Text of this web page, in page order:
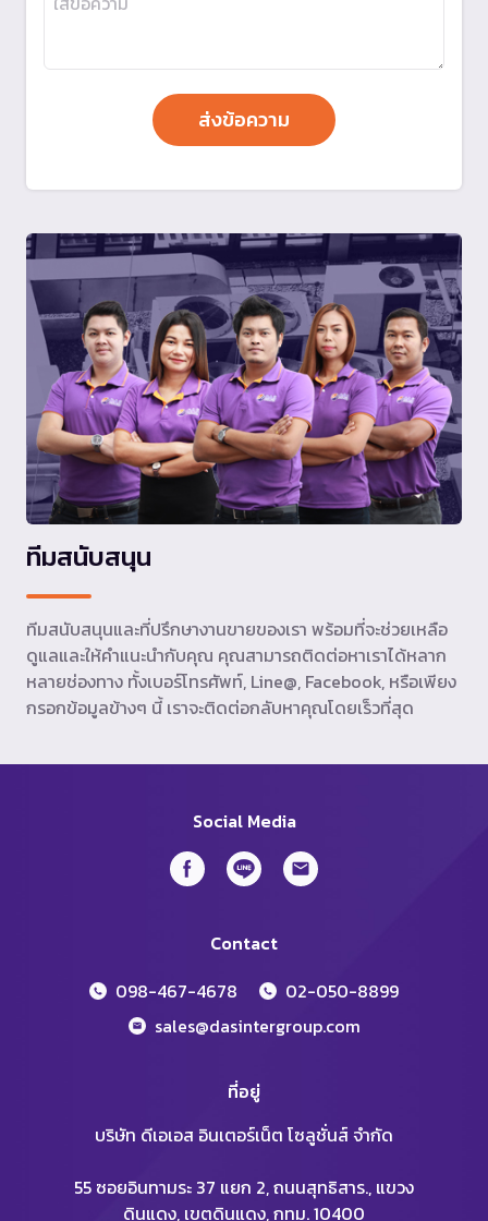
ทีมสนับสนุน
ทีมสนับสนุนและที่ปรึกษางานขายของเรา พร้อมที่จะช่วยเหลือ
ดูแลและให้คำแนะนำกับคุณ คุณสามารถติดต่อหาเราได้หลาก
หลายช่องทาง ทั้งเบอร์โทรศัพท์, Line@, Facebook, หรือเพียง
กรอกข้อมูลข้างๆ นี้ เราจะติดต่อกลับหาคุณโดยเร็วที่สุด
Social Media
Contact
098-467-4678
02-050-8899
sales@dasintergroup.com
ที่อยู่
บริษัท ดีเอเอส อินเตอร์เน็ต โซลูชั่นส์ จำกัด
55 ซอยอินทามระ 37 แยก 2, ถนนสุทธิสาร., แขวง
ดินแดง, เขตดินแดง, กทม. 10400